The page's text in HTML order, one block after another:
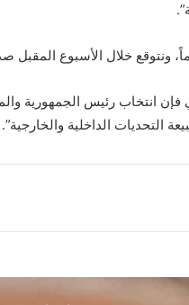
ونتوقع خلال الأسبوع
فإن انتخاب رئيس الجمهورية
التحديات الداخلية والخارجية”.